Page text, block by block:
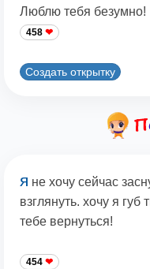
Люблю тебя безумно!
458
Создать открытку
я не хочу сейчас
взглянуть. хочу я губ
тебе вернуться!
454